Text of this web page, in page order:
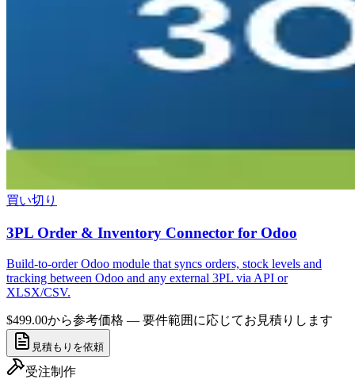
買い切り
3PL Order & Inventory Connector for Odoo
Build-to-order Odoo module that syncs orders, stock levels and
tracking between Odoo and any external 3PL via API or
XLSX/CSV.
$499.00から参考価格 — 要件範囲に応じてお見積りします
見積もりを依頼
受注制作